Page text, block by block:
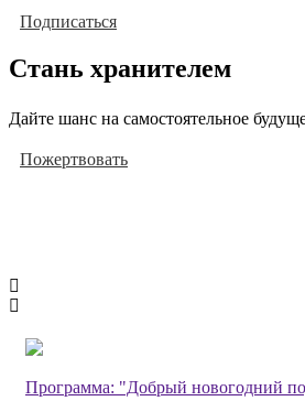
Подписаться
Стань хранителем
Дайте шанс на самостоятельное
Пожертвовать
Программа: "Добрый новогодний